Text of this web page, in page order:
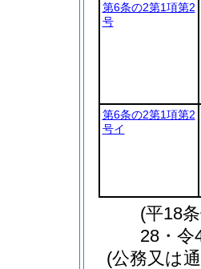
第6条の2第1項第2
号
第6条の2第1項第2
号イ
(平18
28・令
(公務又は